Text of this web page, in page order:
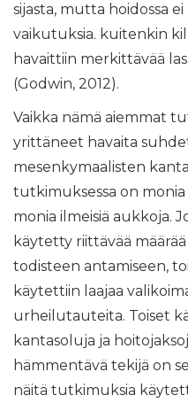
sijasta, mutta hoidossa
vaikutuksia. kuitenkin
havaittiin merkittävää
(Godwin, 2012).
Vaikka nämä aiemmat
yrittäneet havaita
mesenkymaalisten
tutkimuksessa on
monia ilmeisiä aukkoja.
käytetty riittävää
todisteen antamiseen,
käytettiin laajaa
urheilutauteita. Toiset
kantasoluja ja
hämmentävä tekijä on
näitä tutkimuksia